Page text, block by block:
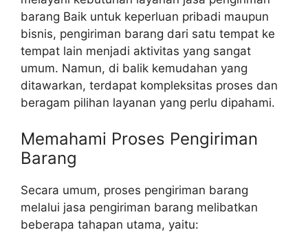
barang Baik untuk keperluan pribadi maupun
bisnis, pengiriman barang dari satu tempat ke
tempat lain menjadi aktivitas yang sangat
umum. Namun, di balik kemudahan yang
ditawarkan, terdapat kompleksitas proses dan
beragam pilihan layanan yang perlu dipahami.
Memahami Proses Pengiriman
Barang
Secara umum, proses pengiriman barang
melalui jasa pengiriman barang melibatkan
beberapa tahapan utama, yaitu: